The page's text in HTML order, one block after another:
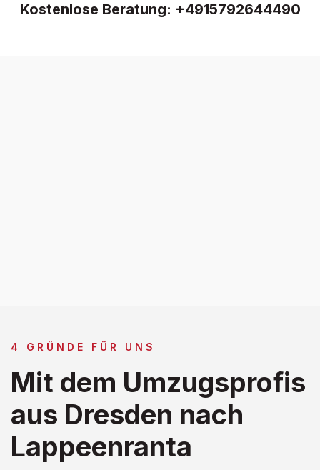
Kostenlose Beratung: +4915792644490
4 GRÜNDE FÜR UNS
Mit dem Umzugsprofis
aus Dresden nach
Lappeenranta